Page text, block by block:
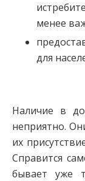
менее
для
Наличие в
неприятно.
их
Справится
бывает уже